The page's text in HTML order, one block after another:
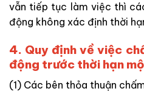
vẫn tiếp tục làm việc thì
động không xác định thời
4. Quy định về việc
động trước thời hạn
(1) Các bên thỏa thuận